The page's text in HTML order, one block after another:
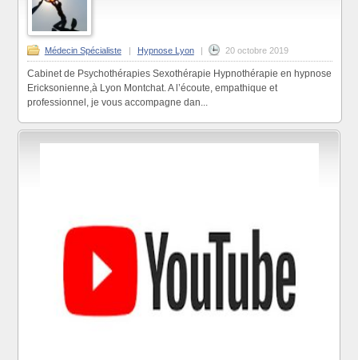
Médecin Spécialiste | Hypnose Lyon | 20 octobre 2019
Cabinet de Psychothérapies Sexothérapie Hypnothérapie en hypnose
Ericksonienne,à Lyon Montchat. A l’écoute, empathique et
professionnel, je vous accompagne dan...